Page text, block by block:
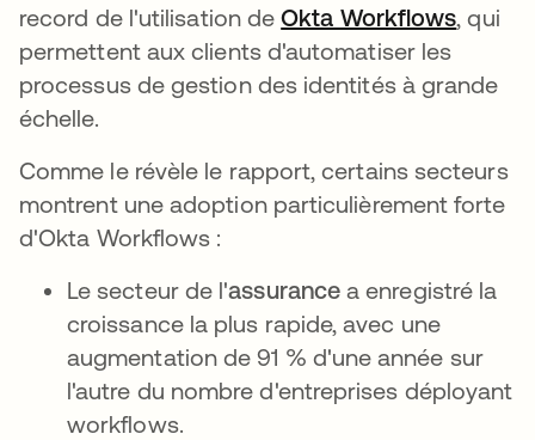
record de l'utilisation deOkta Workflows, qui
permettent aux clients d'automatiser les
processus de gestion des identités à grande
échelle.
Comme le révèle le rapport, certains secteurs
montrent une adoption particulièrement forte
d'Okta Workflows :
Le secteur de l'assurance a enregistré la
croissance la plus rapide, avec une
augmentation de 91 % d'une année sur
l'autre du nombre d'entreprises déployant
workflows.